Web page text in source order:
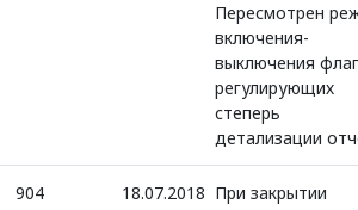
Пересмотрен
включения-
выключения
регулирующих
степерь
детализации
904 18.07.2018 При закрытии